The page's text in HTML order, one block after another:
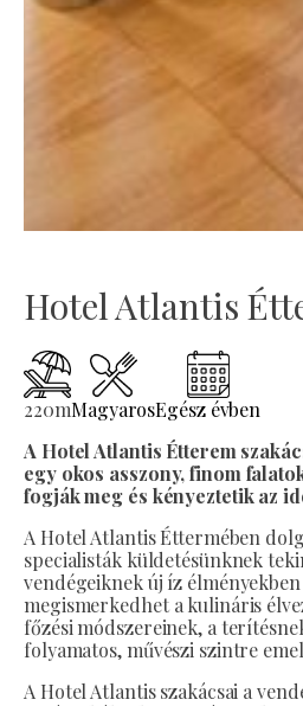
Hotel Atlantis
220mMagyarosEgész évben
A Hotel Atlantis Étterem
egy okos asszony, finom
fogják meg és kényeztetik az
A Hotel Atlantis Éttermében
specialisták küldetésünknek
vendégeiknek új íz
megismerkedhet a kulináris
főzési módszereinek, a
folyamatos, művészi szintre
A Hotel Atlantis szakácsai a